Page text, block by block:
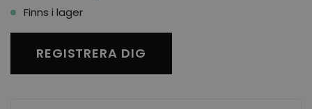
Finns i lager
REGISTRERA DIG